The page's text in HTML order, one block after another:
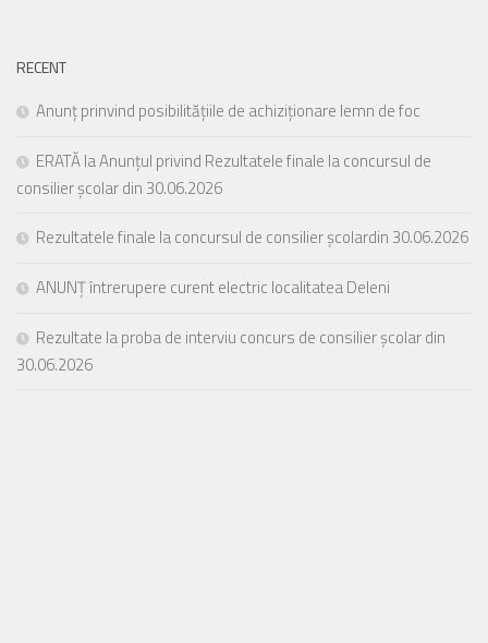
RECENT
Anunț prinvind posibilitățiile de achiziționare lemn de foc
ERATĂ la Anunțul privind Rezultatele finale la concursul de
consilier școlar din 30.06.2026
Rezultatele finale la concursul de consilier școlardin 30.06.2026
ANUNȚ întrerupere curent electric localitatea Deleni
Rezultate la proba de interviu concurs de consilier școlar din
30.06.2026